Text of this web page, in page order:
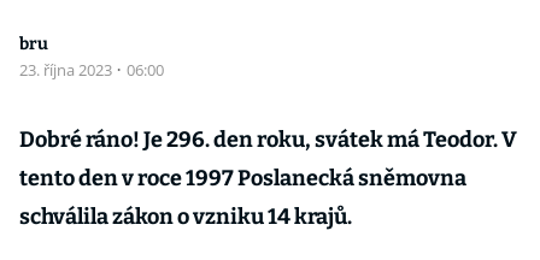
bru
23. října 2023 · 06:00
Dobré ráno! Je 296. den roku, svátek má Teodor. V
tento den v roce 1997 Poslanecká sněmovna
schválila zákon o vzniku 14 krajů.